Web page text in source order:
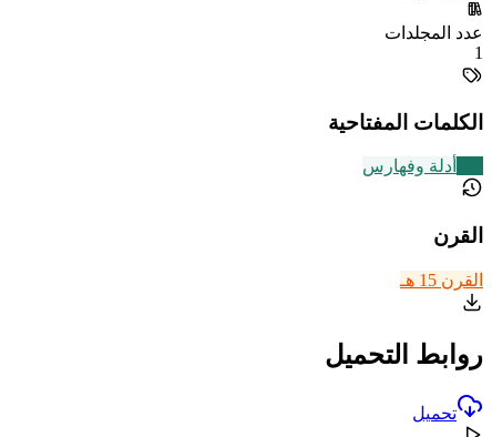
عدد المجلدات
1
الكلمات المفتاحية
أدلة وفهارس
القرن
القرن 15 هـ
روابط التحميل
تحميل